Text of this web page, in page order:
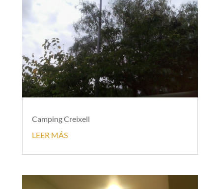
Camping Creixell
LEER MÁS